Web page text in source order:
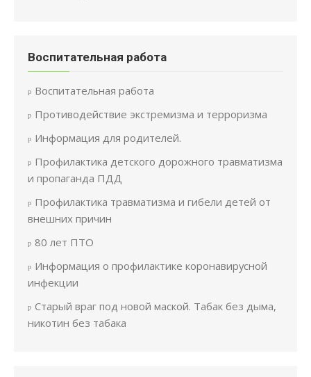
Воспитательная работа
Воспитательная работа
Противодействие экстремизма и терроризма
Информация для родителей.
Профилактика детского дорожного травматизма
и пропаганда ПДД
Профилактика травматизма и гибели детей от
внешних причин
80 лет ПТО
Информация о профилактике коронавирусной
инфекции
Старый враг под новой маской. Табак без дыма,
никотин без табака